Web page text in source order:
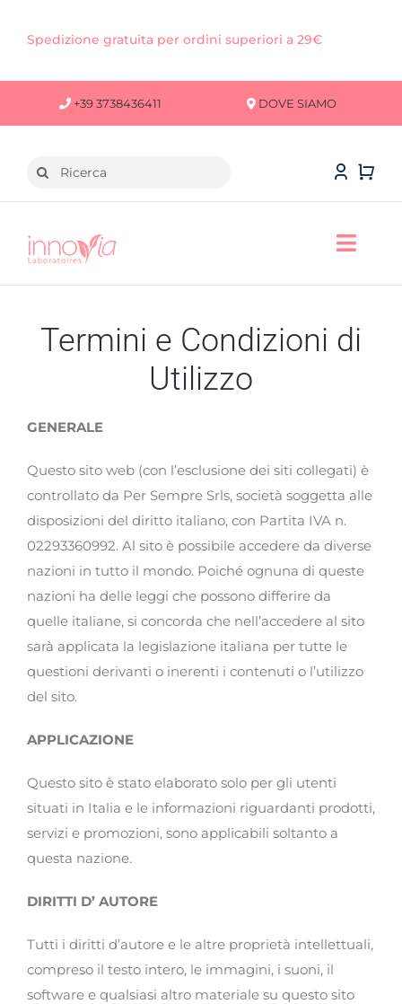
Spedizione gratuita per ordini superiori a 29€
+39 3738436411 DOVE SIAMO
Cerca
CORPO
SOLARI
CHI SIAMO
Termini e Condizioni di
Utilizzo
GENERALE
Questo sito web (con l’esclusione dei siti collegati) è
controllato da Per Sempre Srls, società soggetta alle
disposizioni del diritto italiano, con Partita IVA n.
02293360992. Al sito è possibile accedere da diverse
nazioni in tutto il mondo. Poiché ognuna di queste
nazioni ha delle leggi che possono differire da
quelle italiane, si concorda che nell’accedere al sito
sarà applicata la legislazione italiana per tutte le
questioni derivanti o inerenti i contenuti o l’utilizzo
del sito.
APPLICAZIONE
Questo sito è stato elaborato solo per gli utenti
situati in Italia e le informazioni riguardanti prodotti,
servizi e promozioni, sono applicabili soltanto a
questa nazione.
DIRITTI D’ AUTORE
Tutti i diritti d’autore e le altre proprietà intellettuali,
compreso il testo intero, le immagini, i suoni, il
software e qualsiasi altro materiale su questo sito